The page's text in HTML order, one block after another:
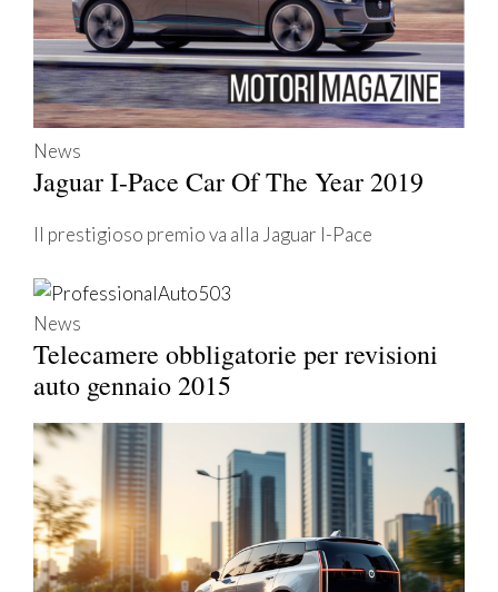
News
Jaguar I-Pace Car Of The Year 2019
Il prestigioso premio va alla Jaguar I-Pace
News
Telecamere obbligatorie per revisioni
auto gennaio 2015